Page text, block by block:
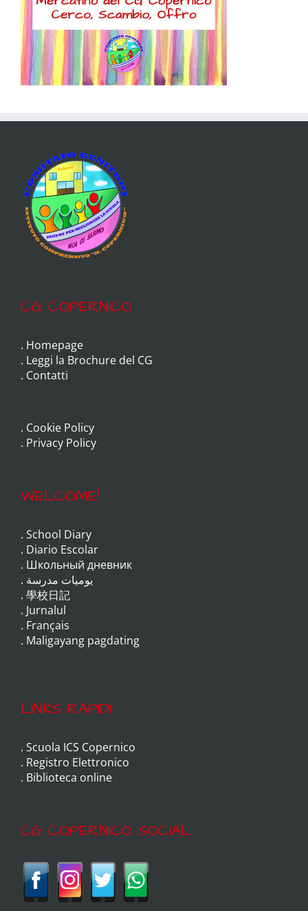
CG COPERNICO
. Homepage
. Leggi la Brochure del CG
. Contatti
. Cookie Policy
. Privacy Policy
WELCOME!
. School Diary
. Diario Escolar
. Школьный дневник
. يوميات مدرسة
. 學校日記
. Jurnalul
. Français
. Maligayang pagdating
LINKS RAPIDI
. Scuola ICS Copernico
. Registro Elettronico
. Biblioteca online
CG COPERNICO SOCIAL